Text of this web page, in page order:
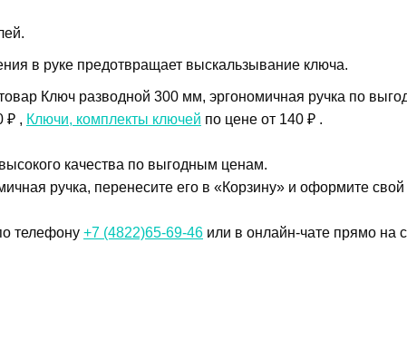
в руке предотвращает выскальзывание ключа.
Ключ разводной 300 мм, эргономичная ручка по
₽ , Ключи, комплекты ключей по цене от 140 ₽ .
качества по выгодным ценам.
ручка, перенесите его в «Корзину» и оформите свой
телефону +7 (4822)65-69-46 или в онлайн-чате прямо на